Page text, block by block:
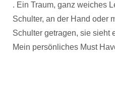
. Ein Traum, ganz weiches
Schulter, an der Hand oder
Schulter getragen, sie sieht
Mein persönliches Must